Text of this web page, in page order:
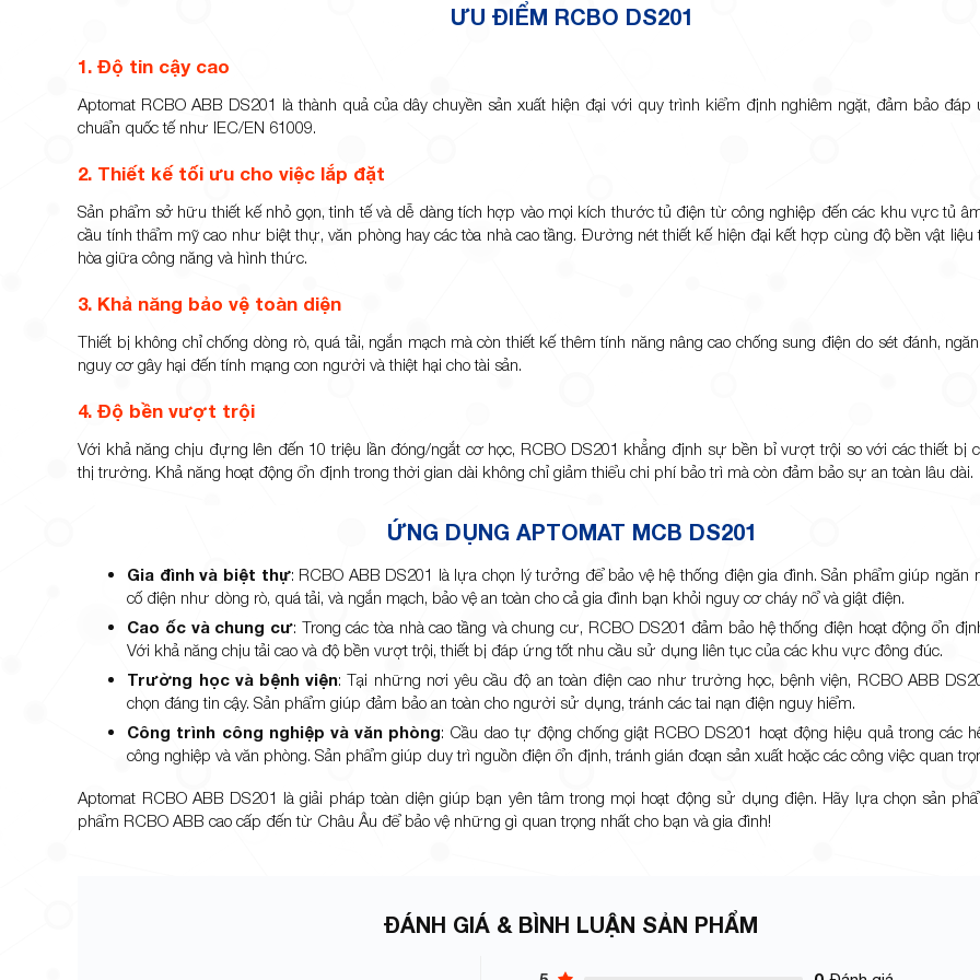
ƯU ĐIỂM RCBO DS201
1.Độ tin cậy cao
Aptomat RCBO ABB DS201 là thành quả của dây chuyền sản xuất hiện đại với quy trình kiểm định nghiêm ngặt, đảm bảo đáp
chuẩn quốc tế như IEC/EN 61009.
2. Thiết kế tối ưu cho việc lắp đặt
Sản phẩm sở hữu thiết kế nhỏ gọn, tinh tế và dễ dàng tích hợp vào mọi kích thước tủ điện từ công nghiệp đến các khu vực tủ
cầu tính thẩm mỹ cao như biệt thự, văn phòng hay các tòa nhà cao tầng. Đường nét thiết kế hiện đại kết hợp cùng độ bền vật liệu
hòa giữa công năng và hình thức.
3. Khả năng bảo vệ toàn diện
Thiết bị không chỉ chống dòng rò, quá tải, ngắn mạch mà còn thiết kế thêm tính năng nâng cao chống sung điện do sét đánh,
nguy cơ gây hại đến tính mạng con người và thiệt hại cho tài sản.
4. Độ bền vượt trội
Với khả năng chịu đựng lên đến 10 triệu lần đóng/ngắt cơ học, RCBO DS201 khẳng định sự bền bỉ vượt trội so với các thiết bị
thị trường. Khả năng hoạt động ổn định trong thời gian dài không chỉ giảm thiểu chi phí bảo trì mà còn đảm bảo sự an toàn lâu dài.
ỨNG DỤNG APTOMAT MCB DS201
Gia đình và biệt thự: RCBO ABB DS201 là lựa chọn lý tưởng để bảo vệ hệ thống điện gia đình. Sản phẩm giúp ngăn
cố điện như dòng rò, quá tải, và ngắn mạch, bảo vệ an toàn cho cả gia đình bạn khỏi nguy cơ cháy nổ và giật điện.
Cao ốc và chung cư: Trong các tòa nhà cao tầng và chung cư, RCBO DS201 đảm bảo hệ thống điện hoạt động ổn
Với khả năng chịu tải cao và độ bền vượt trội, thiết bị đáp ứng tốt nhu cầu sử dụng liên tục của các khu vực đông đúc.
Trường học và bệnh viện: Tại những nơi yêu cầu độ an toàn điện cao như trường học, bệnh viện, RCBO ABB
chọn đáng tin cậy. Sản phẩm giúp đảm bảo an toàn cho người sử dụng, tránh các tai nạn điện nguy hiểm.
Công trình công nghiệp và văn phòng: Cầu dao tự động chống giật RCBO DS201 hoạt động hiệu quả trong các
công nghiệp và văn phòng. Sản phẩm giúp duy trì nguồn điện ổn định, tránh gián đoạn sản xuất hoặc các công việc quan
Aptomat RCBO ABB DS201 là giải pháp toàn diện giúp bạn yên tâm trong mọi hoạt động sử dụng điện. Hãy lựa chọn sản
phẩm RCBO ABB cao cấp đến từ Châu Âu để bảo vệ những gì quan trọng nhất cho bạn và gia đình!
ĐÁNH GIÁ & BÌNH LUẬN SẢN PHẨM